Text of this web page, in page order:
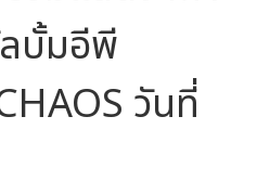
บั้มอีพี
วันที่